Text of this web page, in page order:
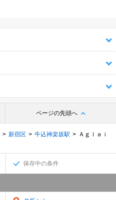
ページの先頭へ
新宿区 牛込神楽坂駅
Ａｇｌａｉ
保存中の条件